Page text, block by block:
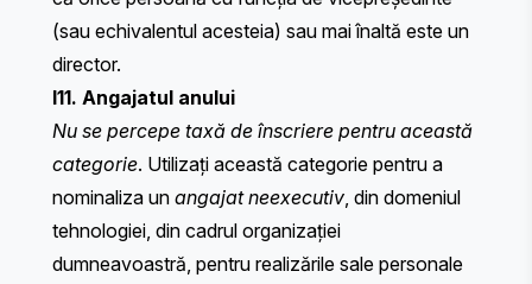
(sau echivalentul acesteia) sau mai înaltă este un
director.
I11. Angajatul anului
Nu se percepe taxă de înscriere pentru această
categorie. Utilizați această categorie pentru a
nominaliza un angajat neexecutiv, din domeniul
tehnologiei, din cadrul organizației
dumneavoastră, pentru realizările sale personale